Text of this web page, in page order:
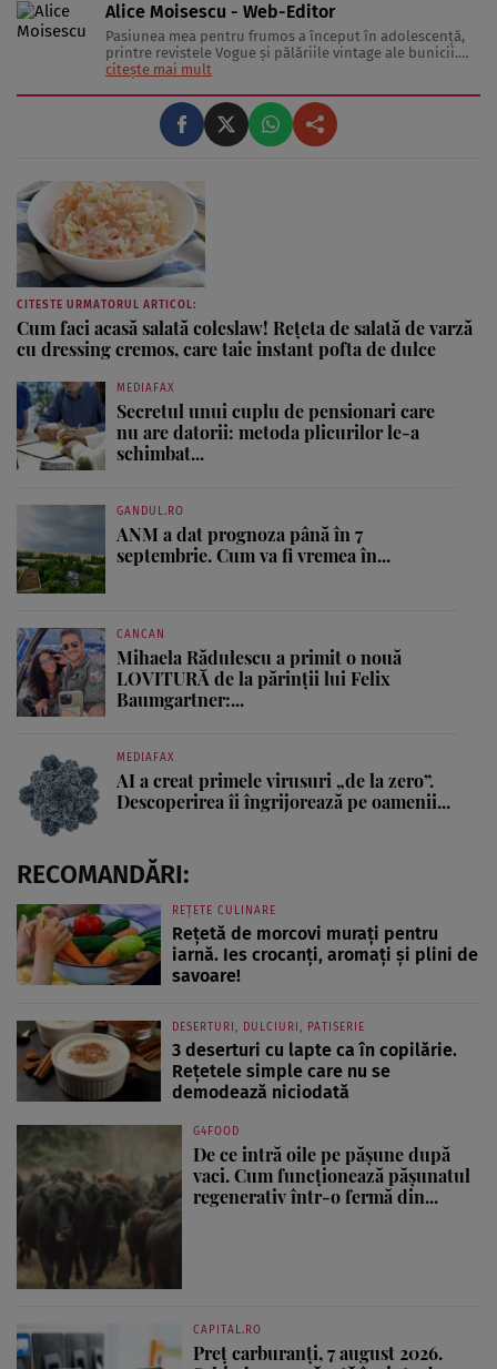
Alice Moisescu - Web-Editor
Pasiunea mea pentru frumos a început în adolescență,
printre revistele Vogue și pălăriile vintage ale bunicii.
Astăzi, am transformat acea fascinație într-o misiune:
citește mai mult
CITESTE URMATORUL ARTICOL:
Cum faci acasă salată coleslaw! Rețeta de salată de varză
cu dressing cremos, care taie instant pofta de dulce
MEDIAFAX
Secretul unui cuplu de pensionari care
nu are datorii: metoda plicurilor le-a
schimbat...
GANDUL.RO
ANM a dat prognoza până în 7
septembrie. Cum va fi vremea în...
CANCAN
Mihaela Rădulescu a primit o nouă
LOVITURĂ de la părinții lui Felix
Baumgartner:...
MEDIAFAX
AI a creat primele virusuri „de la zero”.
Descoperirea îi îngrijorează pe oamenii...
RECOMANDĂRI:
REȚETE CULINARE
Rețetă de morcovi murați pentru
iarnă. Ies crocanți, aromați și plini de
savoare!
DESERTURI, DULCIURI, PATISERIE
3 deserturi cu lapte ca în copilărie.
Rețetele simple care nu se
demodează niciodată
G4FOOD
De ce intră oile pe pășune după
vaci. Cum funcționează pășunatul
regenerativ într-o fermă din...
CAPITAL.RO
Preț carburanți, 7 august 2026.